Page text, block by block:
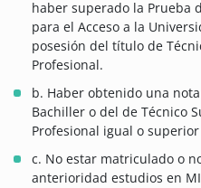
haber superado la Prueba
para el Acceso a la
posesión del título de
Profesional.
b. Haber obtenido una
Bachiller o del de Técnico
Profesional igual o
c. No estar matriculado o
anterioridad estudios en